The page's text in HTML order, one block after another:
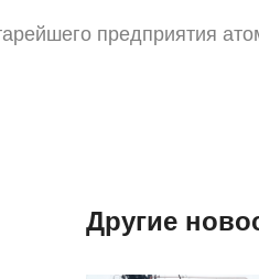
предприятия
Другие